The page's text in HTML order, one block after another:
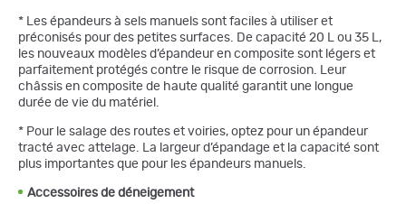
* Les épandeurs à sels manuels sont faciles à utiliser et
préconisés pour des petites surfaces. De capacité 20 L ou 35 L,
les nouveaux modèles d’épandeur en composite sont légers et
parfaitement protégés contre le risque de corrosion. Leur
châssis en composite de haute qualité garantit une longue
durée de vie du matériel.
* Pour le salage des routes et voiries, optez pour un épandeur
tracté avec attelage. La largeur d’épandage et la capacité sont
plus importantes que pour les épandeurs manuels.
Accessoires de déneigement